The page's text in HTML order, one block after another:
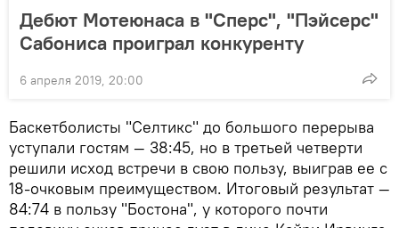
Дебют Мотеюнаса в "Сперс", "Пэйсерс"
Сабониса проиграл конкуренту
6 апреля 2019, 20:00
Баскетболисты "Селтикс" до большого перерыва
уступали гостям — 38:45, но в третьей четверти
решили исход встречи в свою пользу, выиграв ее с
18-очковым преимуществом. Итоговый результат —
84:74 в пользу "Бостона", у которого почти